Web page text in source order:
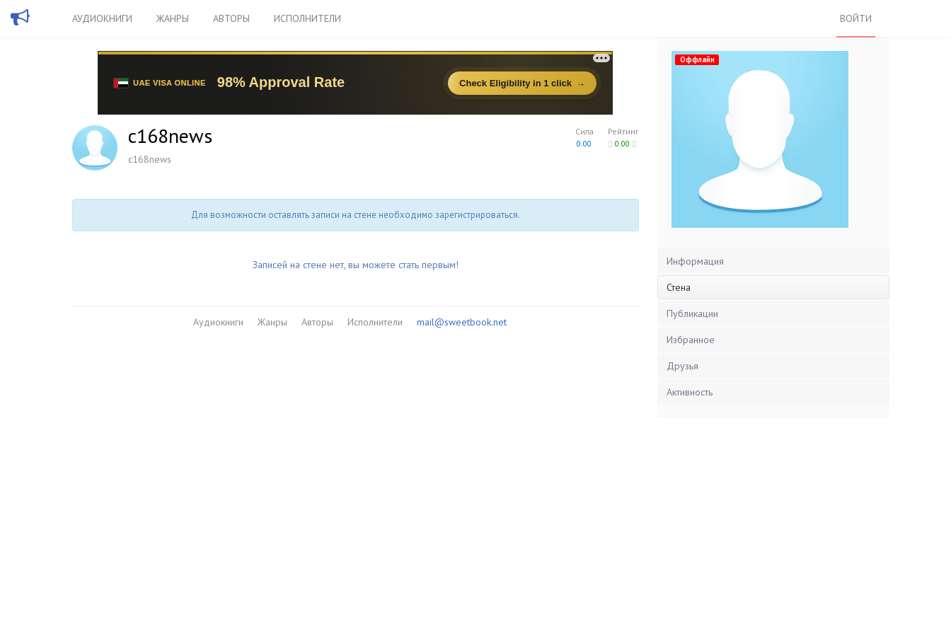
АУДИОКНИГИ ЖАНРЫ АВТОРЫ ИСПОЛНИТЕЛИ ВОЙТИ
Рейтинг
0.00
Сила
0.00
c168news
c168news
Для возможности оставлять записи на стене необходимо зарегистрироваться.
Записей на стене нет, вы можете стать первым!
Аудиокниги Жанры Авторы Исполнители mail@sweetbook.net
Оффлайн
Информация
Стена
Публикации
Избранное
Друзья
Активность